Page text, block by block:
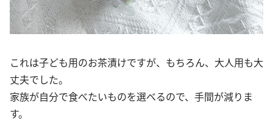
これは子ども用のお茶漬けですが、もちろん、大人用も大
丈夫でした。
家族が自分で食べたいものを選べるので、手間が減りま
す。